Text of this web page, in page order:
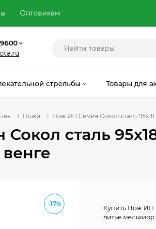
Оптовикам
стрельбы Товары для
Ножи Нож ИП Семин Сокол сталь 95x18
сталь
-17%
Купить Нож ИП
литье мельхиор